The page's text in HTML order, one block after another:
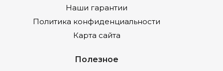
Наши гарантии
Политика конфиденциальности
Карта сайта
Полезное